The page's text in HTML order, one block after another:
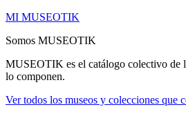
MI MUSEOTIK
Somos MUSEOTIK
MUSEOTIK es el catálogo colectivo de
lo componen.
Ver todos los museos y colecciones que